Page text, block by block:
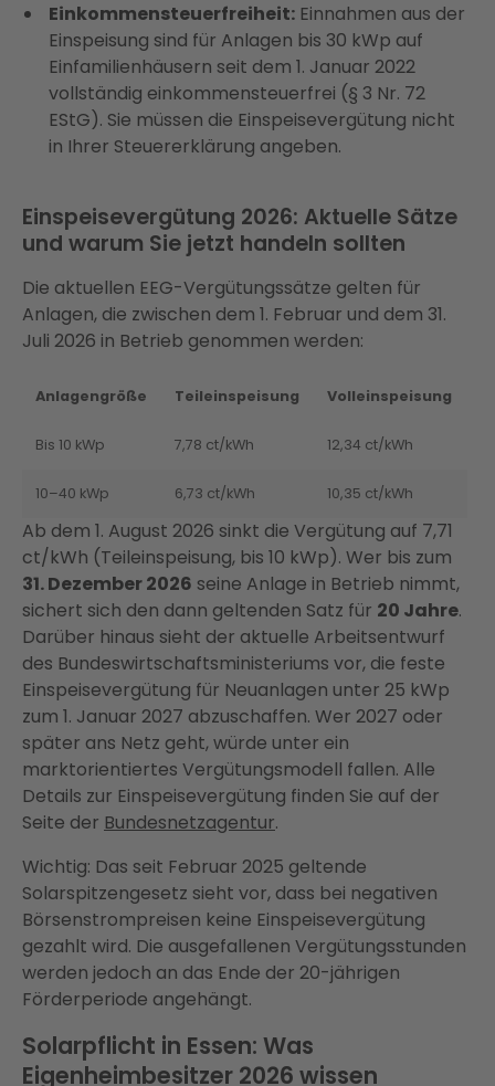
Einkommensteuerfreiheit: Einnahmen aus der
Einspeisung sind für Anlagen bis 30 kWp auf
Einfamilienhäusern seit dem 1. Januar 2022
vollständig einkommensteuerfrei (§ 3 Nr. 72
EStG). Sie müssen die Einspeisevergütung nicht
in Ihrer Steuererklärung angeben.
Einspeisevergütung 2026: Aktuelle Sätze
und warum Sie jetzt handeln sollten
Die aktuellen EEG-Vergütungssätze gelten für
Anlagen, die zwischen dem 1. Februar und dem 31.
Juli 2026 in Betrieb genommen werden:
Anlagengröße Teileinspeisung Volleinspeisung
Bis 10 kWp 7,78 ct/kWh 12,34 ct/kWh
10–40 kWp 6,73 ct/kWh 10,35 ct/kWh
Ab dem 1. August 2026 sinkt die Vergütung auf 7,71
ct/kWh (Teileinspeisung, bis 10 kWp). Wer bis zum
31. Dezember 2026 seine Anlage in Betrieb nimmt,
sichert sich den dann geltenden Satz für 20 Jahre.
Darüber hinaus sieht der aktuelle Arbeitsentwurf
des Bundeswirtschaftsministeriums vor, die feste
Einspeisevergütung für Neuanlagen unter 25 kWp
zum 1. Januar 2027 abzuschaffen. Wer 2027 oder
später ans Netz geht, würde unter ein
marktorientiertes Vergütungsmodell fallen. Alle
Details zur Einspeisevergütung finden Sie auf der
Seite der Bundesnetzagentur.
Wichtig: Das seit Februar 2025 geltende
Solarspitzengesetz sieht vor, dass bei negativen
Börsenstrompreisen keine Einspeisevergütung
gezahlt wird. Die ausgefallenen Vergütungsstunden
werden jedoch an das Ende der 20-jährigen
Förderperiode angehängt.
Solarpflicht in Essen: Was
Eigenheimbesitzer 2026 wissen